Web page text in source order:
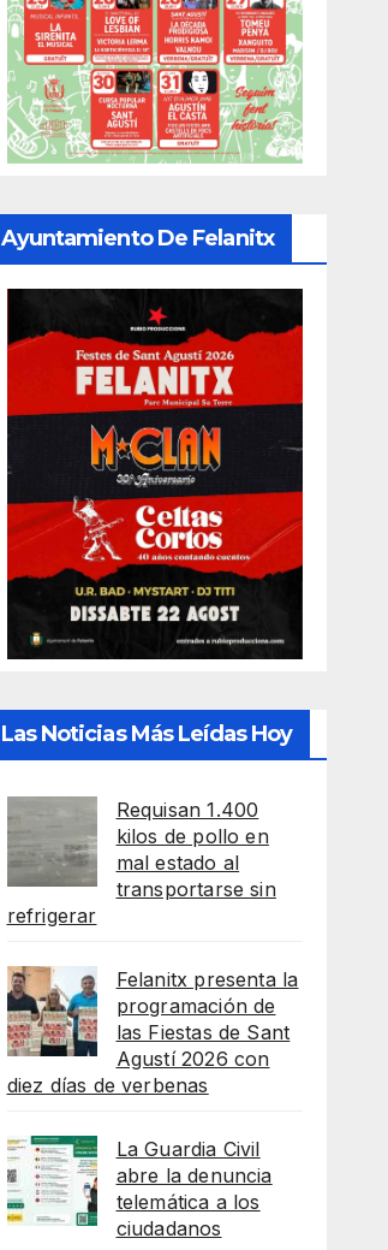
Ayuntamiento De Felanitx
Las Noticias Más Leídas Hoy
Requisan 1.400
kilos de pollo en
mal estado al
transportarse sin
refrigerar
Felanitx presenta la
programación de
las Fiestas de Sant
Agustí 2026 con
diez días de verbenas
La Guardia Civil
abre la denuncia
telemática a los
ciudadanos